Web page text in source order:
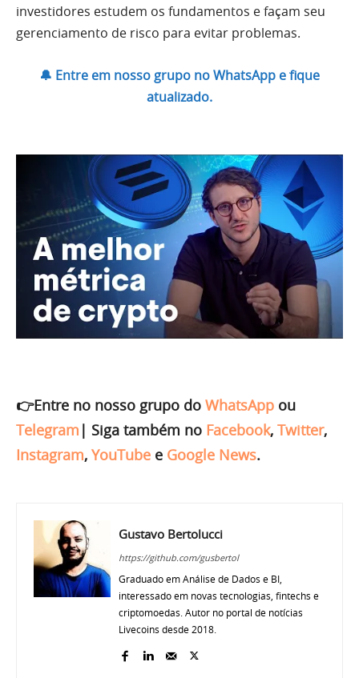
investidores estudem os fundamentos e façam seu
gerenciamento de risco para evitar problemas.
🔔 Entre em nosso grupo no WhatsApp e fique
atualizado.
👉Entre no nosso grupo do WhatsApp ou
Telegram | Siga também no Facebook, Twitter,
Instagram, YouTube e Google News.
Gustavo Bertolucci
https://github.com/gusbertol
Graduado em Análise de Dados e BI,
interessado em novas tecnologias, fintechs e
criptomoedas. Autor no portal de notícias
Livecoins desde 2018.